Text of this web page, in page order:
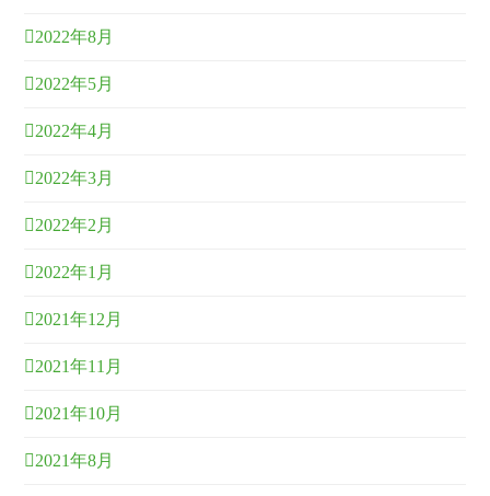
2022年8月
2022年5月
2022年4月
2022年3月
2022年2月
2022年1月
2021年12月
2021年11月
2021年10月
2021年8月